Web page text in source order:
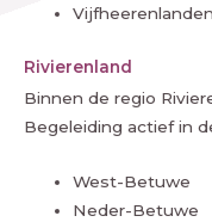
Vijfheerenlanden
Rivierenland
Binnen de regio
Begeleiding actief in
West-Betuwe
Neder-Betuwe